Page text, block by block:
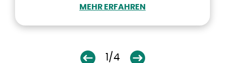
MEHR ERFAHREN
1/4